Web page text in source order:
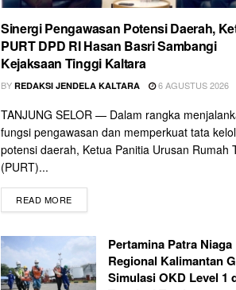
Sinergi Pengawasan Potensi Daerah,
PURT DPD RI Hasan Basri Sambangi
Kejaksaan Tinggi Kaltara
BY REDAKSI JENDELA KALTARA 6 AGUSTUS 2026
TANJUNG SELOR — Dalam rangka
fungsi pengawasan dan memperkuat tata
potensi daerah, Ketua Panitia Urusan Rumah
(PURT)...
READ MORE
Pertamina Patra Niaga
Regional Kalimantan
Simulasi OKD Level 1